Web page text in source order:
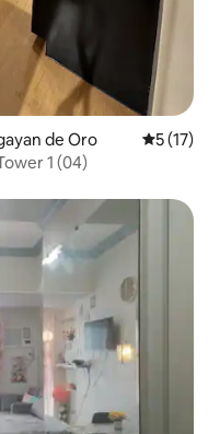
de Oro
5 (17)
1 (04)